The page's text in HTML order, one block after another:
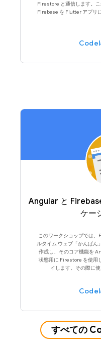
Firestore と通信します。
Firebase を Flutter アプリ
Angular と
ケー
このワークショップでは
ルタイム ウェブ「かんばん
作成し、そのコア機能を
状態用に Firestore を使用
イします。その際に使
すべての